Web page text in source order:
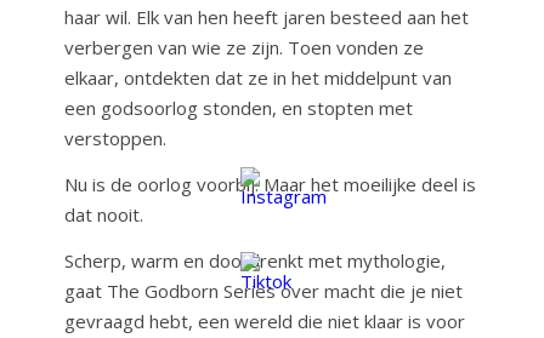
haar wil. Elk van hen heeft jaren besteed aan het
verbergen van wie ze zijn. Toen vonden ze
elkaar, ontdekten dat ze in het middelpunt van
een godsoorlog stonden, en stopten met
verstoppen.
Nu is de oorlog voorbij. Maar het moeilijke deel is
dat nooit.
Scherp, warm en doordrenkt met mythologie,
gaat The Godborn Series over macht die je niet
gevraagd hebt, een wereld die niet klaar is voor